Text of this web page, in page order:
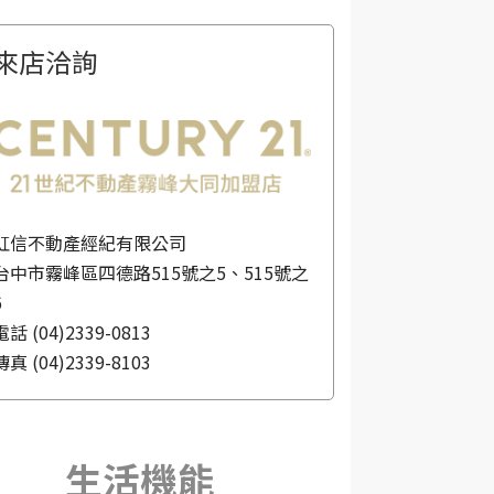
店洽詢
信不動產經紀有限公司
中市霧峰區四德路515號之5、515號之
話(04)2339-0813
真(04)2339-8103
生活機能